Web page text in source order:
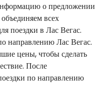
о предложении
всех
поездки в Лас Вегас.
направлению Лас Вегас.
цены, чтобы сделать
После
по направлению